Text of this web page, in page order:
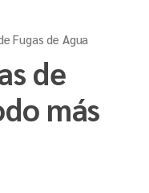
Fugas de Agua
de
más